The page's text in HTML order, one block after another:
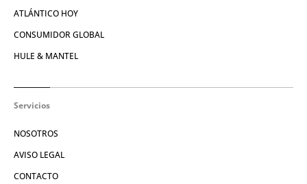
ATLÁNTICO HOY
CONSUMIDOR GLOBAL
HULE & MANTEL
Servicios
NOSOTROS
AVISO LEGAL
CONTACTO